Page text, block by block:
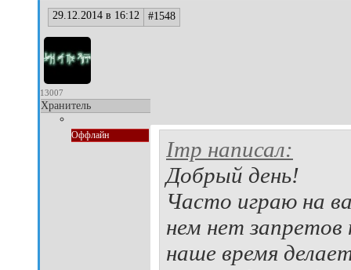
29.12.2014 в 16:12 #1548
13007
Хранитель
Оффлайн
Imp написал:
Добрый день!
Часто играю на
нем нет запретов
наше время